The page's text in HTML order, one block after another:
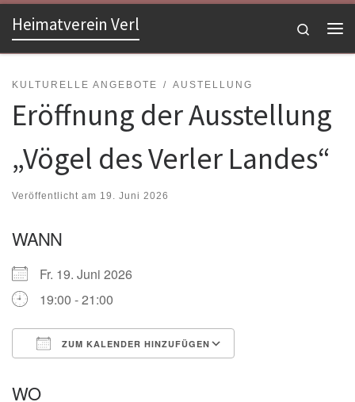
Zum Inhalt springen
Heimatverein Verl
Search
KULTURELLE ANGEBOTE AUSTELLUNG
Eröffnung der Ausstellung
„Vögel des Verler Landes“
Veröffentlicht am 19. Juni 2026
WANN
Fr. 19. Juni 2026
19:00 - 21:00
ZUM KALENDER HINZUFÜGEN
WO